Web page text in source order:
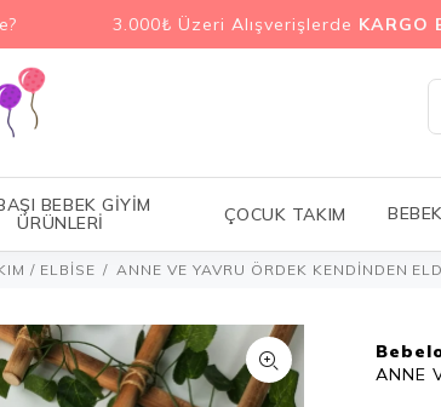
3.000₺ Üzeri Alışverişlerde KARGO
BEBEK GİYİM
ÜRÜNLERİ
ÇOCUK TAKIM
/ ELBİSE ANNE VE YAVRU ÖRDEK KENDİNDEN
ANNE